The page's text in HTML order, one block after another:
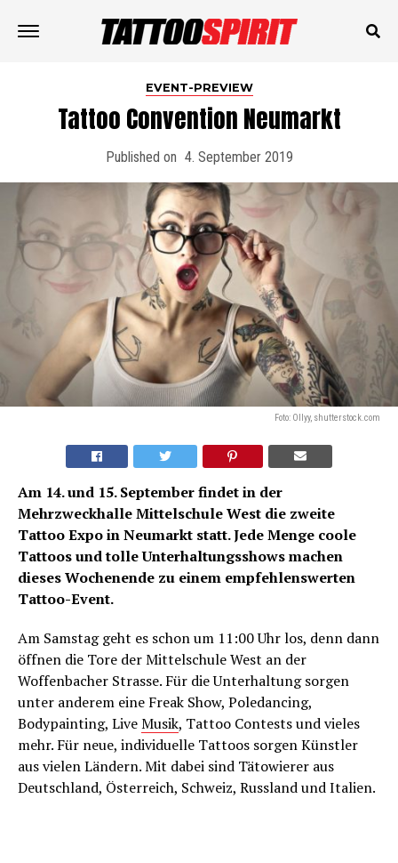
EVENT-PREVIEW
Tattoo Convention Neumarkt
Published on 4. September 2019
Foto: Ollyy, shutterstock.com
Am 14. und 15. September findet in der
Mehrzweckhalle Mittelschule West die zweite
Tattoo Expo in Neumarkt statt. Jede Menge coole
Tattoos und tolle Unterhaltungsshows machen
dieses Wochenende zu einem empfehlenswerten
Tattoo-Event.
Am Samstag geht es schon um 11:00 Uhr los, denn dann
öffnen die Tore der Mittelschule West an der
Woffenbacher Strasse. Für die Unterhaltung sorgen
unter anderem eine Freak Show, Poledancing,
Bodypainting, LiveMusik, Tattoo Contests und vieles
mehr. Für neue, individuelle Tattoos sorgen Künstler
aus vielen Ländern. Mit dabei sind Tätowierer aus
Deutschland, Österreich, Schweiz, Russland und Italien.